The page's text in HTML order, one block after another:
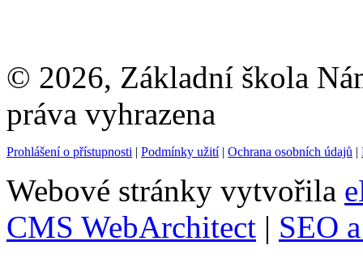
© 2026, Základní škola
práva vyhrazena
Prohlášení o přístupnosti | Podmínky užití| Ochrana osobních údajů |
Webové stránky vytvořila
CMS WebArchitect | SEO